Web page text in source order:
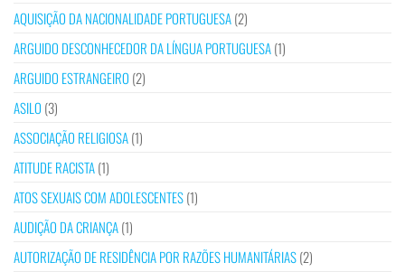
AQUISIÇÃO DA NACIONALIDADE PORTUGUESA(2)
ARGUIDO DESCONHECEDOR DA LÍNGUA PORTUGUESA(1)
ARGUIDO ESTRANGEIRO (2)
ASILO (3)
ASSOCIAÇÃO RELIGIOSA(1)
ATITUDE RACISTA(1)
ATOS SEXUAIS COM ADOLESCENTES(1)
AUDIÇÃO DA CRIANÇA(1)
AUTORIZAÇÃO DE RESIDÊNCIA POR RAZÕES HUMANITÁRIAS(2)